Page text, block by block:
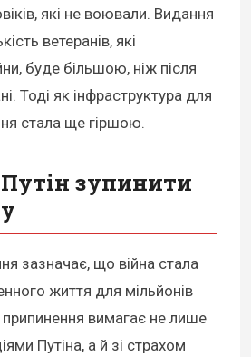
які не воювали. Видання
ветеранів, які
буде більшою, ніж після
Тоді як інфраструктура для
стала ще гіршою.
зупинити
зазначає, що війна стала
життя для мільйонів
припинення вимагає не лише
Путіна, а й зі страхом